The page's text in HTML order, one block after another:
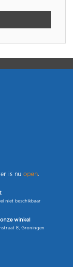
is nu open.
niet beschikbaar
winkel
8, Groningen